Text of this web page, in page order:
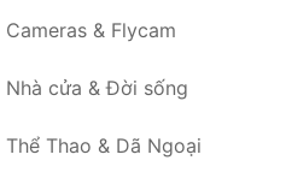
Cameras & Flycam
Nhà cửa & Đời sống
Thể Thao & Dã Ngoại